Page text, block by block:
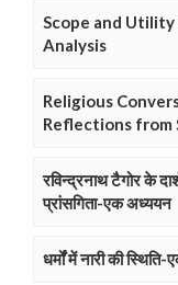
Scope and
Analysis
Religious
Reflections from
रविन्द्रनाथ टैगोर के
प्रांसगिता-एक अध्ययन
धर्मों में नारी की